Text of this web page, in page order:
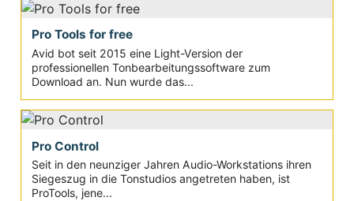
Pro Tools for free
Avid bot seit 2015 eine Light-Version der
professionellen Tonbearbeitungssoftware zum
Download an. Nun wurde das...
Pro Control
Seit in den neunziger Jahren Audio-Workstations ihren
Siegeszug in die Tonstudios angetreten haben, ist
ProTools, jene...